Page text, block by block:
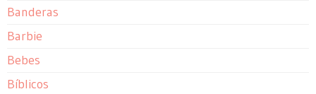
Banderas
Barbie
Bebes
Bíblicos